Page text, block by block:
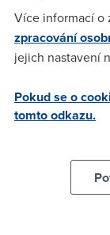
Více informací o
zpracování
jejich nastavení
Pokud se o
tomto odkazu.